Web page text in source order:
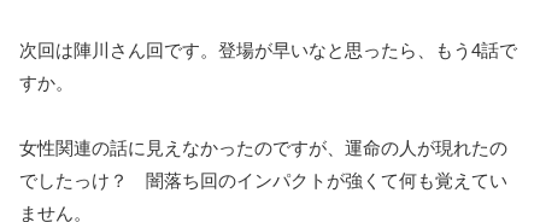
次回は陣川さん回です。登場が早いなと思ったら、もう4話で
すか。
女性関連の話に見えなかったのですが、運命の人が現れたの
でしたっけ？ 闇落ち回のインパクトが強くて何も覚えてい
ません。